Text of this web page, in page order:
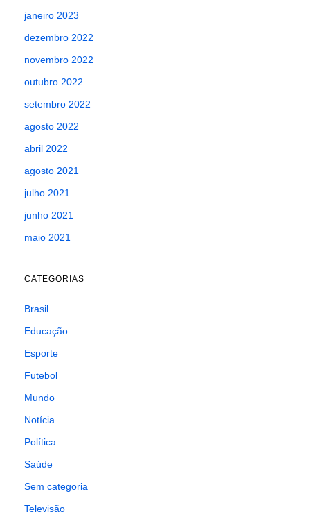
janeiro 2023
dezembro 2022
novembro 2022
outubro 2022
setembro 2022
agosto 2022
abril 2022
agosto 2021
julho 2021
junho 2021
maio 2021
CATEGORIAS
Brasil
Educação
Esporte
Futebol
Mundo
Notícia
Política
Saúde
Sem categoria
Televisão